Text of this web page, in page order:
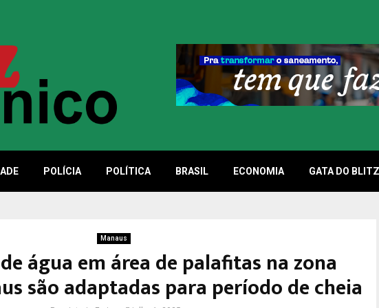
POLÍCIA POLÍTICA BRASIL ECONOMIA GATA DO BLITZ
Manaus
água em área de palafitas na zona
são adaptadas para período de cheia